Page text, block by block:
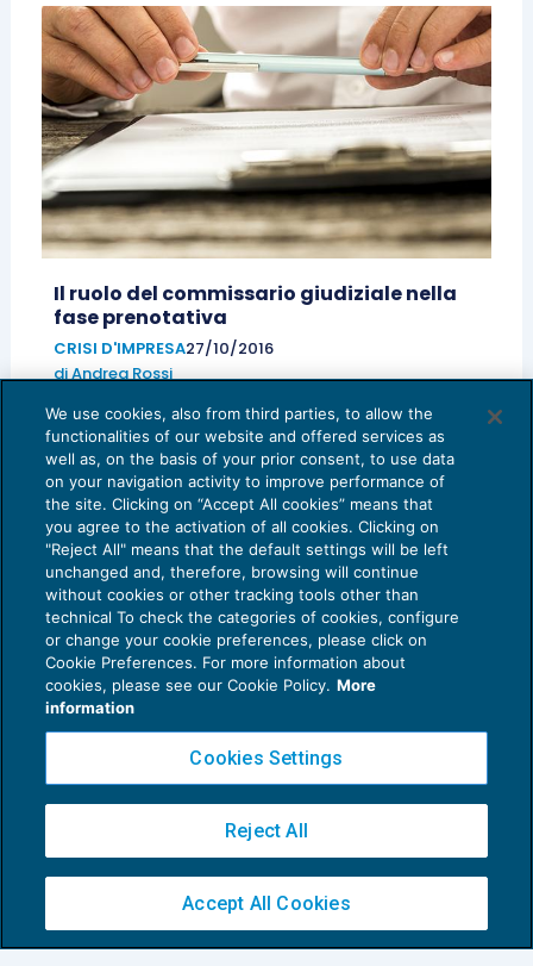
Il ruolo del commissario giudiziale nella
fase prenotativa
CRISI D'IMPRESA27/10/2016
diAndrea Rossi
Prededucibilità nel concordato e negli
accordi di ristrutturazione
diAndrea Rossi
2 3 4
We use cookies, also from third parties, to allow the
functionalities of our website and offered services as
well as, on the basis of your prior consent, to use data
on your navigation activity to improve performance of
the site. Clicking on “Accept All cookies” means that
you agree to the activation of all cookies. Clicking on
"Reject All" means that the default settings will be left
unchanged and, therefore, browsing will continue
without cookies or other tracking tools other than
technical To check the categories of cookies, configure
or change your cookie preferences, please click on
Cookie Preferences. For more information about
cookies, please see our Cookie Policy. More
information
Cookies Settings
Reject All
Accept All Cookies